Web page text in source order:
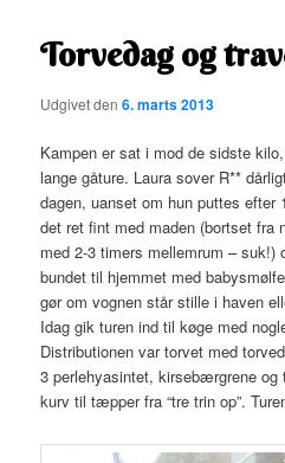
Torvedag og
Udgivet den6. marts 2013
Kampen er sat i mod de sidste
lange gåture. Laura sover R**
dagen, uanset om hun puttes
det ret fint med maden (bortset fra
med 2-3 timers mellemrum –
bundet til hjemmet med
gør om vognen står stille i haven
Idag gik turen ind til køge med
Distributionen var torvet med
3 perlehyasintet, kirsebærgrene
kurv til tæpper fra “tre trin op”.